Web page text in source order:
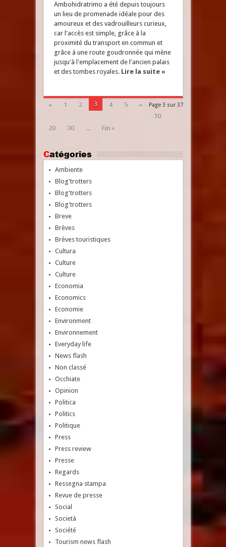
Ambohidratrimo a été depuis toujours
un lieu de promenade idéale pour des
amoureux et des vadrouilleurs curieux,
car l'accès est simple, grâce à la
proximité du transport en commun et
grâce à une route goudronnée qui mène
jusqu'à l'emplacement de l'ancien palais
et des tombes royales. Lire la suite »
Page 3 sur 37
« 1 2 3 4 5
»
10
20
30 ... Fin »
Catégories
Ambiente
Blog'trotters
Blog'trotters
Blog'trotters
Breve
Brèves
Brèves touristiques
Cultura
Culture
Culture
Economia
Economics
Economie
Environment
Environnement
Everyday life
News flash
Non classé
Occhiate
Opinion
Politica
Politics
Politique
Press
Press review
Presse
Regards
Ressegna stampa
Revue de presse
Social
Società
Société
Tourism news flash